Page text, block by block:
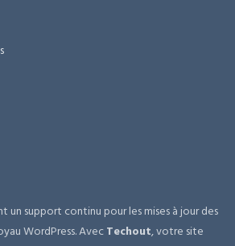
un support continu pour les mises à jour des
WordPress. AvecTechout, votre site